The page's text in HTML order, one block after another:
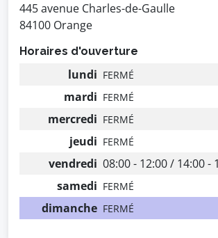
445 avenue Charles-de-Gaulle
84100 Orange
Horaires d'ouverture
lundi FERMÉ
mardi FERMÉ
mercredi FERMÉ
jeudi FERMÉ
vendredi 08:00 - 12:00 / 14:00 -
samedi FERMÉ
dimanche FERMÉ